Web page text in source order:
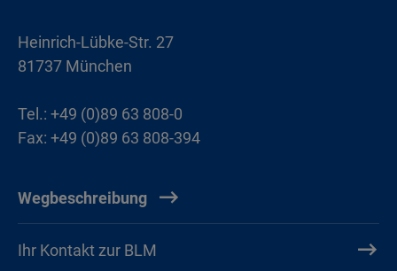
Heinrich-Lübke-Str. 27
81737 München
Tel.: +49 (0)89 63 808-0
Fax: +49 (0)89 63 808-394
Wegbeschreibung
Ihr Kontakt zur BLM